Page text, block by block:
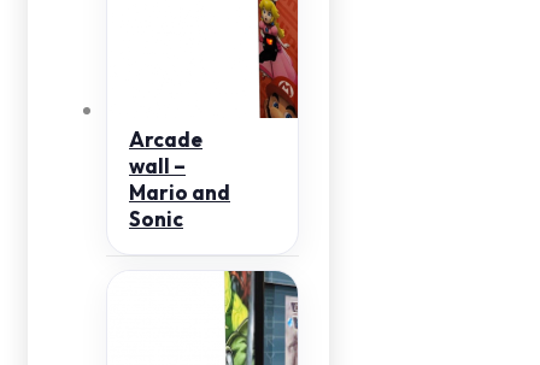
Arcade
wall –
Mario and
Sonic